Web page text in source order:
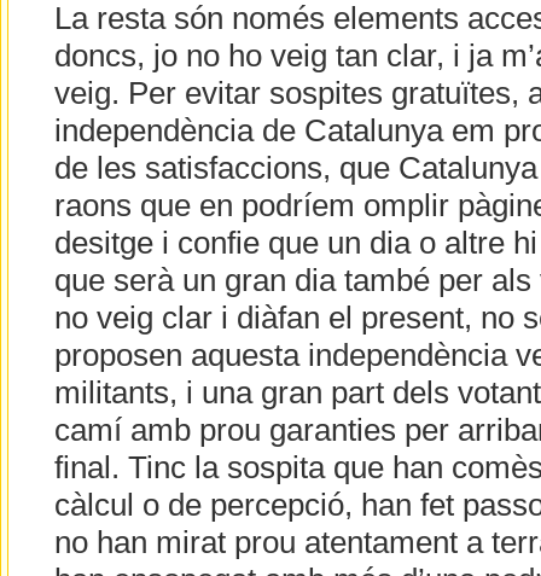
La resta són només elements
doncs, jo no ho veig tan clar, i ja
veig. Per evitar sospites gratuïtes,
independència de Catalunya em
de les satisfaccions, que
raons que en podríem omplir
desitge i confie que un dia o altre
que serà un gran dia també per
no veig clar i diàfan el present, no
proposen aquesta independència
militants, i una gran part dels
camí amb prou garanties per
final. Tinc la sospita que han
càlcul o de percepció, han fet
no han mirat prou atentament a